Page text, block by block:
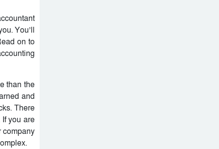
You’ll
on to
than the
and
There
you are
company